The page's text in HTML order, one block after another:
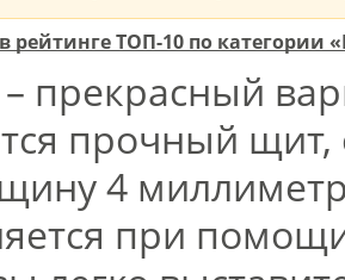
рейтинге ТОП-10 по категории
– прекрасный
прочный
4
при